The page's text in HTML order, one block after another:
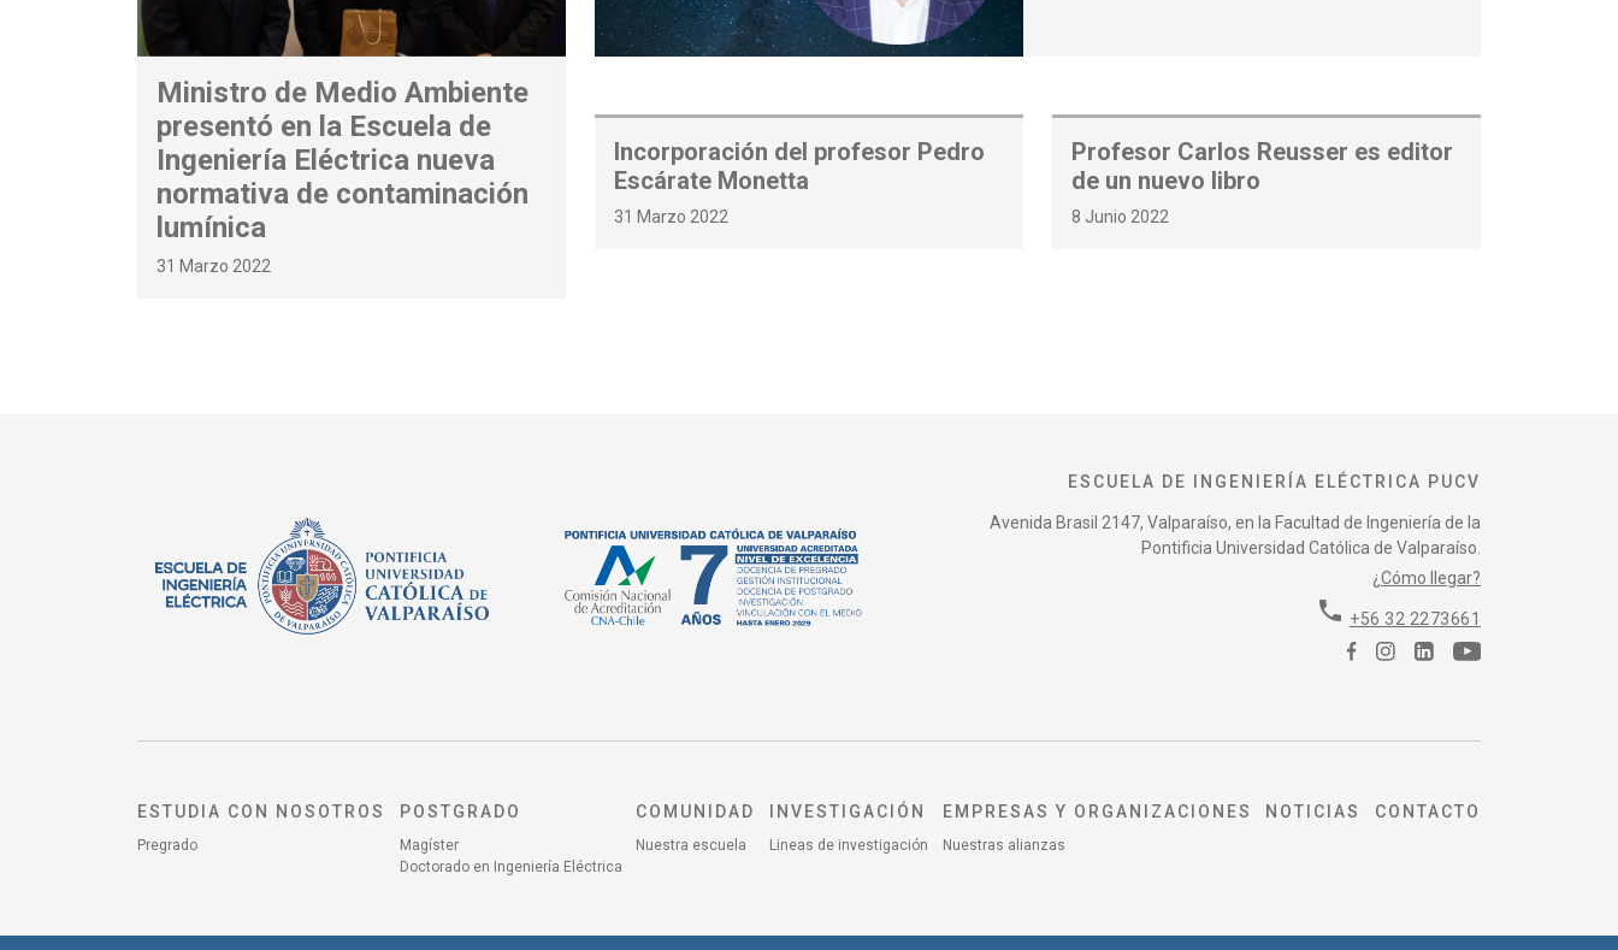
Ministro de Medio Ambiente
presentó en la Escuela de
Ingeniería Eléctrica nueva
normativa de contaminación
lumínica
31 Marzo 2022
Incorporación del profesor Pedro
Escárate Monetta
31 Marzo 2022
Profesor Carlos Reusser es editor
de un nuevo libro
8 Junio 2022
ESCUELA DE INGENIERÍA ELÉCTRICA PUCV
Avenida Brasil 2147, Valparaíso, en la Facultad de Ingeniería de la
Pontificia Universidad Católica de Valparaíso.
¿Cómo llegar?
phone +56 32 2273661
ESTUDIA CON NOSOTROS
Pregrado
POSTGRADO
Magíster
Doctorado en Ingeniería Eléctrica
COMUNIDAD
Nuestra escuela
INVESTIGACIÓN
Lineas de investigación
EMPRESAS Y ORGANIZACIONES
Nuestras alianzas
NOTICIAS CONTACTO